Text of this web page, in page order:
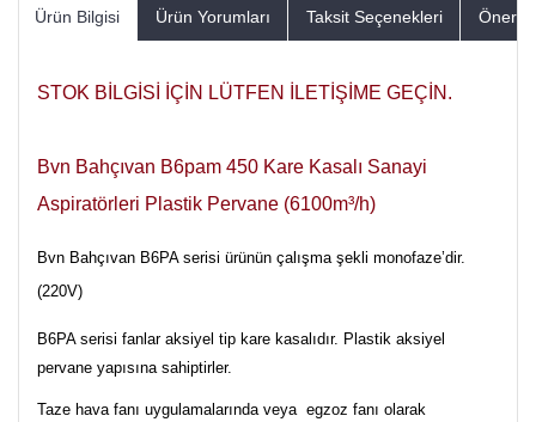
Ürün Bilgisi Ürün Yorumları Taksit Seçenekleri
STOK BİLGİSİ İÇİN LÜTFEN İLETİŞİME GEÇİN.
Bvn Bahçıvan B6pam 450 Kare Kasalı Sanayi
Aspiratörleri Plastik Pervane (6100m³/h)
Bvn Bahçıvan B6PA serisi ürünün çalışma şekli monofaze’dir.
(220V)
B6PA serisi fanlar aksiyel tip kare kasalıdır. Plastik aksiyel
pervane yapısına sahiptirler.
Taze hava fanı uygulamalarında veya egzoz fanı olarak